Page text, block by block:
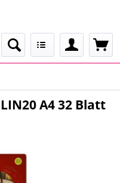
A4 32 Blatt